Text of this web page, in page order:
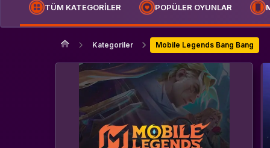
TÜM KATEGORİLER POPÜLER OYUNLAR
Kategoriler Mobile Legends Bang Bang